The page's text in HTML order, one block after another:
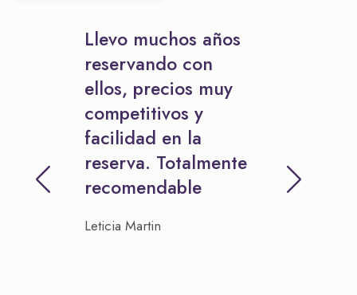
Llevo muchos años
reservando con
ellos, precios muy
competitivos y
facilidad en la
reserva. Totalmente
recomendable
Leticia Martin